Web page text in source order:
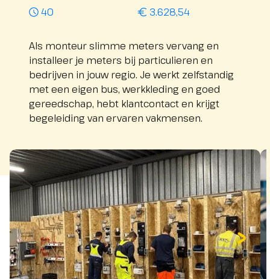
40 3.628,54
Als monteur slimme meters vervang en
installeer je meters bij particulieren en
bedrijven in jouw regio. Je werkt zelfstandig
met een eigen bus, werkkleding en goed
gereedschap, hebt klantcontact en krijgt
begeleiding van ervaren vakmensen.